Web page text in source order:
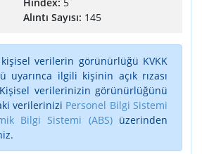
Alıntı Sayısı: 145
verilerin görünürlüğü KVKK
uyarınca ilgili kişinin açık rızası
Kişisel verilerinizin görünürlüğünü
verilerinizi Personel Bilgi Sistemi
Bilgi Sistemi (ABS)üzerinden